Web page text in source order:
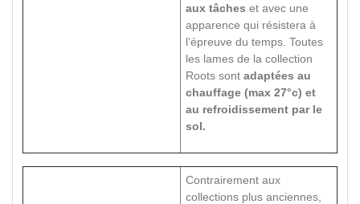
aux tâches et avec une
apparence qui résistera à
l’épreuve du temps. Toutes
les lames de la collection
Roots sont adaptées au
chauffage (max 27°c) et
au refroidissement par le
sol.
Contrairement aux
collections plus anciennes,